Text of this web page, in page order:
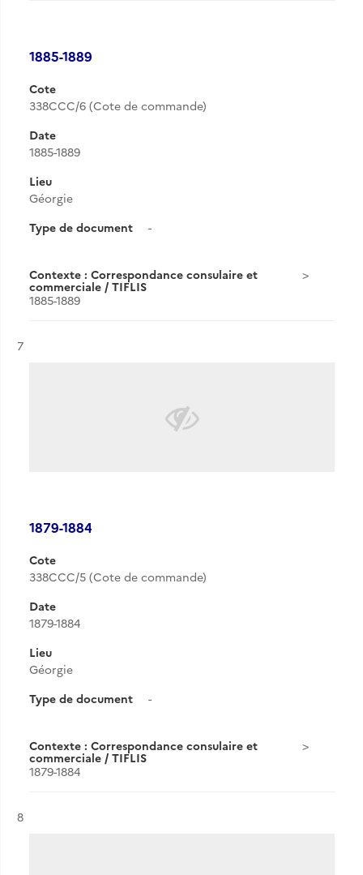
1885-1889
Cote
338CCC/6 (Cote de commande)
Date
1885-1889
Lieu
Géorgie
Type de document
-
Contexte : Correspondance consulaire et
commerciale / TIFLIS
1885-1889
Résultat n°
7
1879-1884
Cote
338CCC/5 (Cote de commande)
Date
1879-1884
Lieu
Géorgie
Type de document
-
Contexte : Correspondance consulaire et
commerciale / TIFLIS
1879-1884
Résultat n°
8